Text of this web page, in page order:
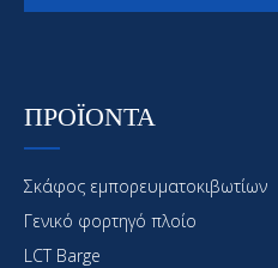
ΠΡΟΪΟΝΤΑ
Σκάφος εμπορευματοκιβωτίων
Γενικό φορτηγό πλοίο
LCT Barge